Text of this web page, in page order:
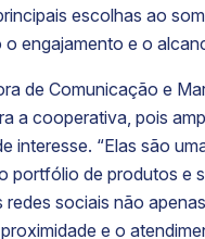
escolhas ao
engajamento e o
de Comunicação e
a cooperativa, pois
interesse. “Elas são
portfólio de produtos e
sociais não
e o